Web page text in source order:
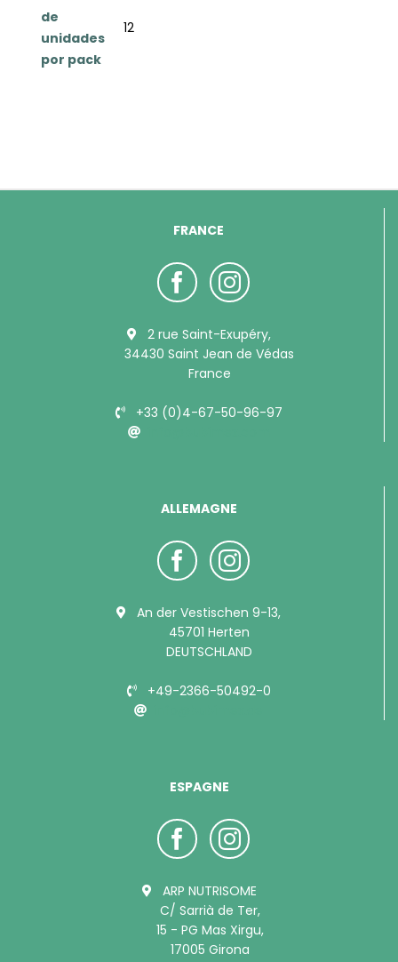
de
unidades
por pack
12
FRANCE
2 rue Saint-Exupéry,
34430 Saint Jean de Védas
France
+33 (0)4-67-50-96-97
ALLEMAGNE
An der Vestischen 9-13,
45701 Herten
DEUTSCHLAND
+49-2366-50492-0
ESPAGNE
ARP NUTRISOME
C/ Sarrià de Ter,
15 - PG Mas Xirgu,
17005 Girona